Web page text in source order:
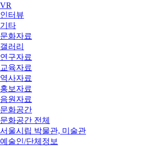
VR
인터뷰
기타
문화자료
갤러리
연구자료
교육자료
역사자료
홍보자료
음원자료
문화공간
문화공간 전체
서울시립 박물관, 미술관
예술인/단체정보